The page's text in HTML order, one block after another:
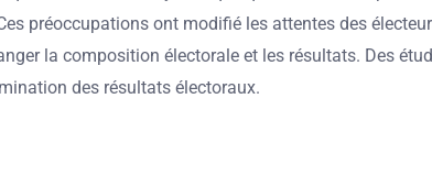
préoccupations ont modifié les attentes des
la composition électorale et les résultats. Des
des résultats électoraux.